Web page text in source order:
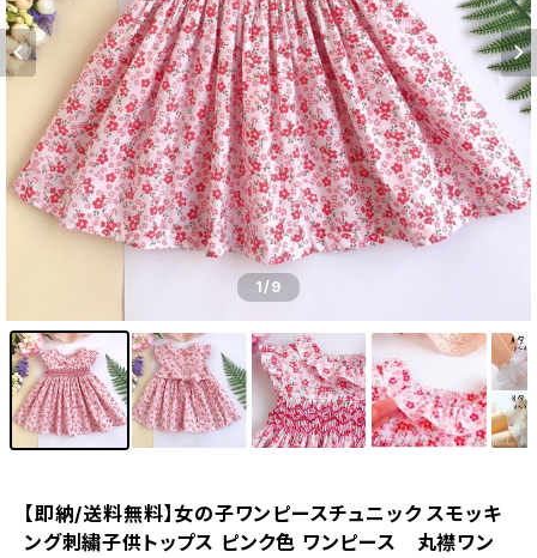
1/9
【即納/送料無料】女の子ワンピースチュニック スモッキ
ング刺繍子供トップス ピンク色 ワンピース 丸襟ワン